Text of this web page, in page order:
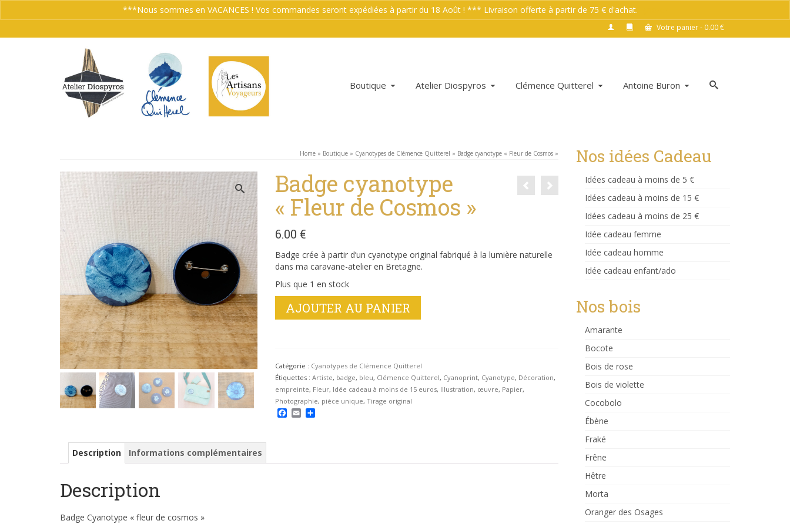
Votre panier- 0.00€
Boutique Atelier Diospyros Clémence Quitterel Antoine Buron
Home » Boutique » Cyanotypes de Clémence Quitterel » Badge cyanotype « Fleur de Cosmos »
Badge cyanotype
« Fleur de Cosmos »
6.00 €
Badge crée à partir d’un cyanotype original fabriqué à la lumière naturelle
dans ma caravane-atelier en Bretagne.
Plus que 1 en stock
quantité
Cosmos"
AJOUTER AU PANIER
Catégorie : Cyanotypes de Clémence Quitterel
Étiquettes : Artiste, badge, bleu, Clémence Quitterel, Cyanoprint, Cyanotype, Décoration,
empreinte, Fleur, Idée cadeau à moins de 15 euros, Illustration, œuvre, Papier,
Photographie, pièce unique, Tirage original
Facebook
EmailPartager
Description Informations complémentaires
Description
Badge Cyanotype « fleur de cosmos »
Nos idées Cadeau
Idées cadeau à moins de 5 €
Idées cadeau à moins de 15 €
Idées cadeau à moins de 25 €
Idée cadeau femme
Idée cadeau homme
Idée cadeau enfant/ado
Nos bois
Amarante
Bocote
Bois de rose
Bois de violette
Cocobolo
Ébène
Fraké
Frêne
Hêtre
Morta
Oranger des Osages
***Nous sommes en VACANCES ! Vos commandes seront expédiées à partir du 18 Août ! *** Livraison offerte à partir de 75 € d'achat.